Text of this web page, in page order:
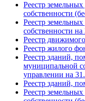
Реестр
собственности
Реестр
собственности
Реестр
Реестр жилого
Реестр зданий,
муниципальной
управлении на
Реестр зданий,
Реестр